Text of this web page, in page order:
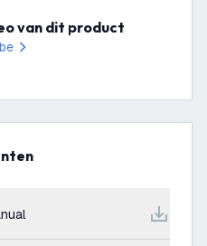
van dit product